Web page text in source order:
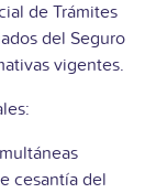
de Trámites
del Seguro
vigentes.
cesantía del